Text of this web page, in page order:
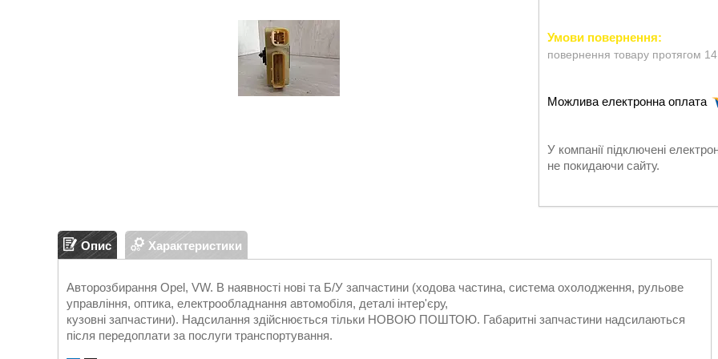
повернення товару протягом
У компанії підключені
не покидаючи сайту.
Опис Характеристики
Авторозбирання Opel, VW. В наявності нові та Б/У запчастини (ходова частина, система охолодження, рульове
управління, оптика, електрообладнання автомобіля, деталі інтер'єру,
кузовні запчастини). Надсилання здійснюється тільки НОВОЮ ПОШТОЮ. Габаритні запчастини надсилаються
після передоплати за послуги транспортування.